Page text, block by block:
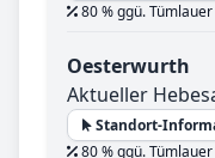
80 % ggü.
Oesterwurth
Aktueller
Standort-
80 % ggü.